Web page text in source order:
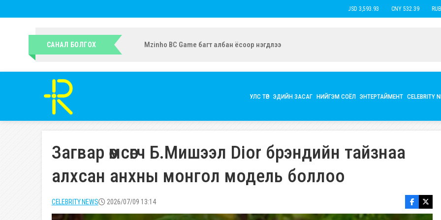
USD 3,593.93 CNY 532.39 RUB
САНАЛ БОЛГОХ УИХ-ын гишүүн Ч.Ундрамын экс нөхөр Б.Наранцацралт найзтай нь ханилан, бүл нэмжээ
УЛС ТӨР ЭДИЙН ЗАСАГ НИЙГЭМ СОЁЛ ЭНТЕРТАЙМЕНТ CELEBRITY
Загвар өмсөгч Б.Мишээл Dior брэндийн тайзнаа
алхсан анхны монгол модель боллоо
CELEBRITY NEWS 2026/07/09 13:14